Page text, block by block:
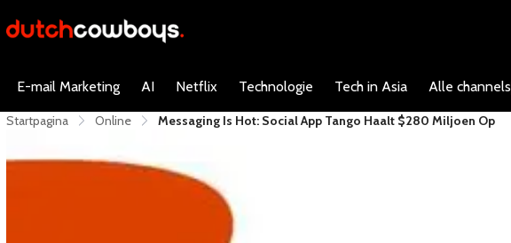
E-mail Marketing AI Netflix Technologie Tech in Asia Alle channels
Startpagina Online Messaging Is Hot: Social App Tango Haalt $280 Miljoen Op